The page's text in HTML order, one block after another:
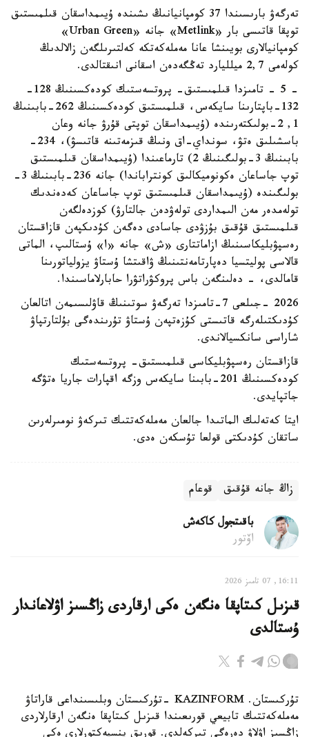
تەرگەۋ بارىسىندا 37 كومپانيانىڭ ىشىندە ۇيىمداسقان قىلمىستىق
توپقا قاتىسى بار «Metlink» جانە «Urban Green»
كومپانيالارى بويىنشا عانا مەملەكەتكە كەلتىرىلگەن زالالدىڭ
كولەمى 2,7 ميلليارد تەڭگەدەن اسقانى انىقتالدى.
- 5 - تامىزدا قىلمىستىق- پروتسەستىك كودەكسىنىڭ 128-
132-باپتارىنا سايكەس، قىلمىستىق كودەكسىنىڭ 262-بابىنىڭ
1, 2-بولىكتەرىندە (ۇيىمداسقان توپتى قۇرۋ جانە وعان
باسشىلىق ەتۋ، سونداي-اق ونىڭ قىزمەتىنە قاتىسۋ)، 234-
بابىنىڭ 3-بولىگىنىڭ 2) تارماعىندا (ۇيىمداسقان قىلمىستىق
توپ جاساعان ەكونوميكالىق كونتراباندا) جانە 236-بابىنىڭ 3-
بولىگىندە (ۇيىمداسقان قىلمىستىق توپ جاساعان كەدەندىك
تولەمدەر مەن الىمداردى تولەۋدەن جالتارۋ) كوزدەلگەن
قىلمىستىق قۇقىق بۇزۋدى جاسادى دەگەن كۇدىكپەن قازاقستان
رەسپۋبليكاسىنىڭ ازاماتتارى «ش» جانە «ا» ۇستالىپ، الماتى
قالاسى پوليتسيا دەپارتامەنتىنىڭ ۋاقىتشا ۇستاۋ يزولياتورىنا
قامالدى، - دەلىنگەن باس پروكۋراتۋرا حابارلاماسىندا.
2026 -جىلعى 7-تامىزدا تەرگەۋ سوتىنىڭ قاۋلىسىمەن اتالعان
كۇدىكتىلەرگە قاتىستى كۇزەتپەن ۇستاۋ تۇرىندەگى بۇلتارتپاۋ
شاراسى سانكسيالاندى.
قازاقستان رەسپۋبليكاسى قىلمىستىق- پروتسەستىك
كودەكسىنىڭ 201-بابىنا سايكەس وزگە اقپارات جاريا ەتۋگە
جاتپايدى.
ايتا كەتەلىك الماتىدا جالعان مەملەكەتتىك تىركەۋ نومىرلەرىن
ساتقان كۇدىكتى قولعا تۇسكەن ەدى.
زاڭ جانە قۇقىق قوعام
باقىتجول كاكەش
اۆتور
16:11, 07 تامىز 2026
قىزىل كىتاپقا ەنگەن ەكى ارقاردى زاڭسىز اۋلاعاندار
ۇستالدى
تۇركىستان. KAZINFORM -تۇركىستان وبلىسىنداعى قاراتاۋ
مەملەكەتتىك تابيعي قورىعىندا قىزىل كىتاپقا ەنگەن ارقارلاردى